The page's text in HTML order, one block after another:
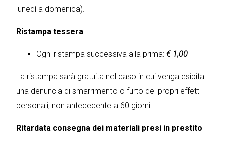
lunedì a domenica).
Ristampa tessera
Ogni ristampa successiva alla prima: € 1,00
La ristampa sarà gratuita nel caso in cui venga esibita
una denuncia di smarrimento o furto dei propri effetti
personali, non antecedente a 60 giorni.
Ritardata consegna dei materiali presi in prestito